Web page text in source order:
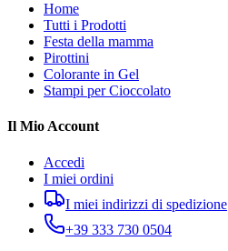
Home
Tutti i Prodotti
Festa della mamma
Pirottini
Colorante in Gel
Stampi per Cioccolato
Il Mio Account
Accedi
I miei ordini
I miei indirizzi di spedizione
+39 333 730 0504